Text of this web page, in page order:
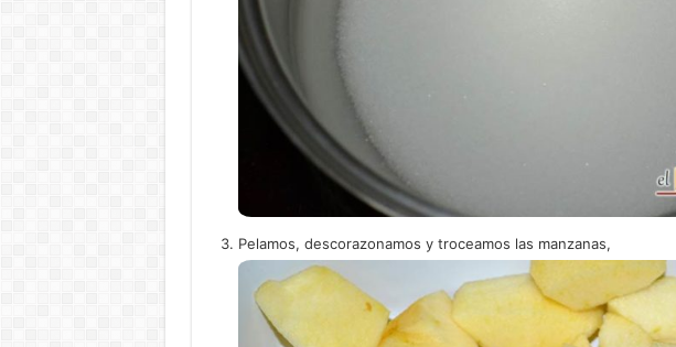
Pelamos, descorazonamos y troceamos las manzanas,